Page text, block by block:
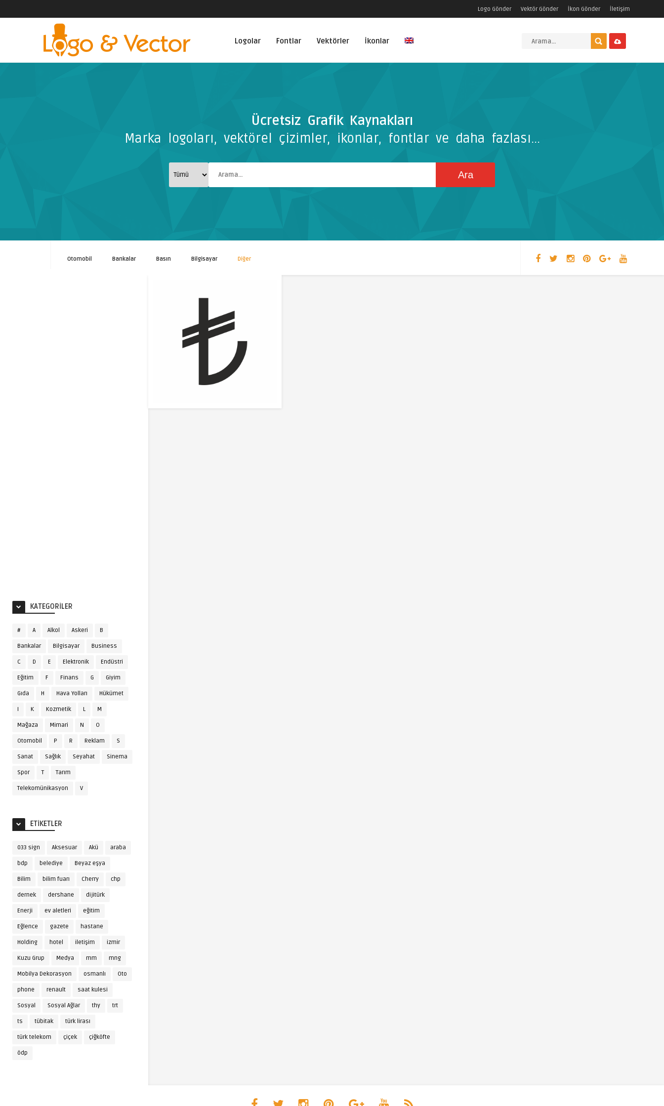
Logo Gönder Vektör Gönder İkon Gönder İletişim
Logolar Fontlar Vektörler İkonlar
Ücretsiz Grafik Kaynakları
Marka logoları, vektörel çizimler, ikonlar, fontlar ve daha fazlası...
Otomobil Bankalar Basın Bilgisayar Diğer
KATEGORILER
# A Alkol Askeri B
Bankalar Bilgisayar Business
C D E Elektronik Endüstri
Eğitim F Finans G Giyim
Gıda H Hava Yolları Hükümet
I K Kozmetik L M
Mağaza Mimari N O
Otomobil P R Reklam S
Sanat Sağlık Seyahat Sinema
Spor T Tarım
Telekomünikasyon V
ETIKETLER
033 sign Aksesuar Akü araba
bdp belediye Beyaz eşya
Bilim bilim fuarı Cherry chp
dernek dershane dijitürk
Enerji ev aletleri eğitim
Eğlence gazete hastane
Holding hotel iletişim izmir
Kuzu Grup Medya mm mng
Mobilya Dekorasyon osmanlı Oto
phone renault saat kulesi
Sosyal Sosyal Ağlar thy trt
ts tübitak türk lirası
türk telekom çiçek çiğköfte
ödp